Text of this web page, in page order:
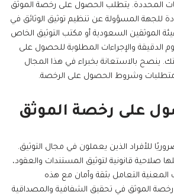
المحددة. يتطلب الحصول على رخصة الموثق
المسؤولة عن تنظيم توثيق الوثائق في
الموثقين السعودية أو مكتب التوثيق الخاص
الدقيقة والإجراءات المطلوبة للحصول على
ينصح بالاستعانة بخبراء في هذا المجال
وشروط الحصول على الرخصة.
على رخصة الموثق
للأفراد الذين يعملون في مجال التوثيق.
صلاحية قانونية لتوثيق المستندات والعقود،
التعامل بثقة وأمان مع هذه
الموثق في تحقيق الشفافية والمصداقية